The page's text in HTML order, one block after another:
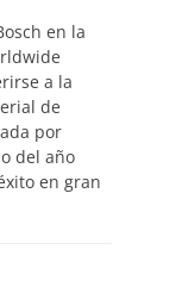
en la
a la
de
por
del año
en gran